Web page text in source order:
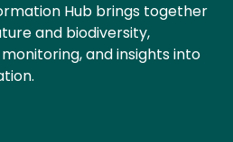
Hub brings together
and biodiversity,
and insights into